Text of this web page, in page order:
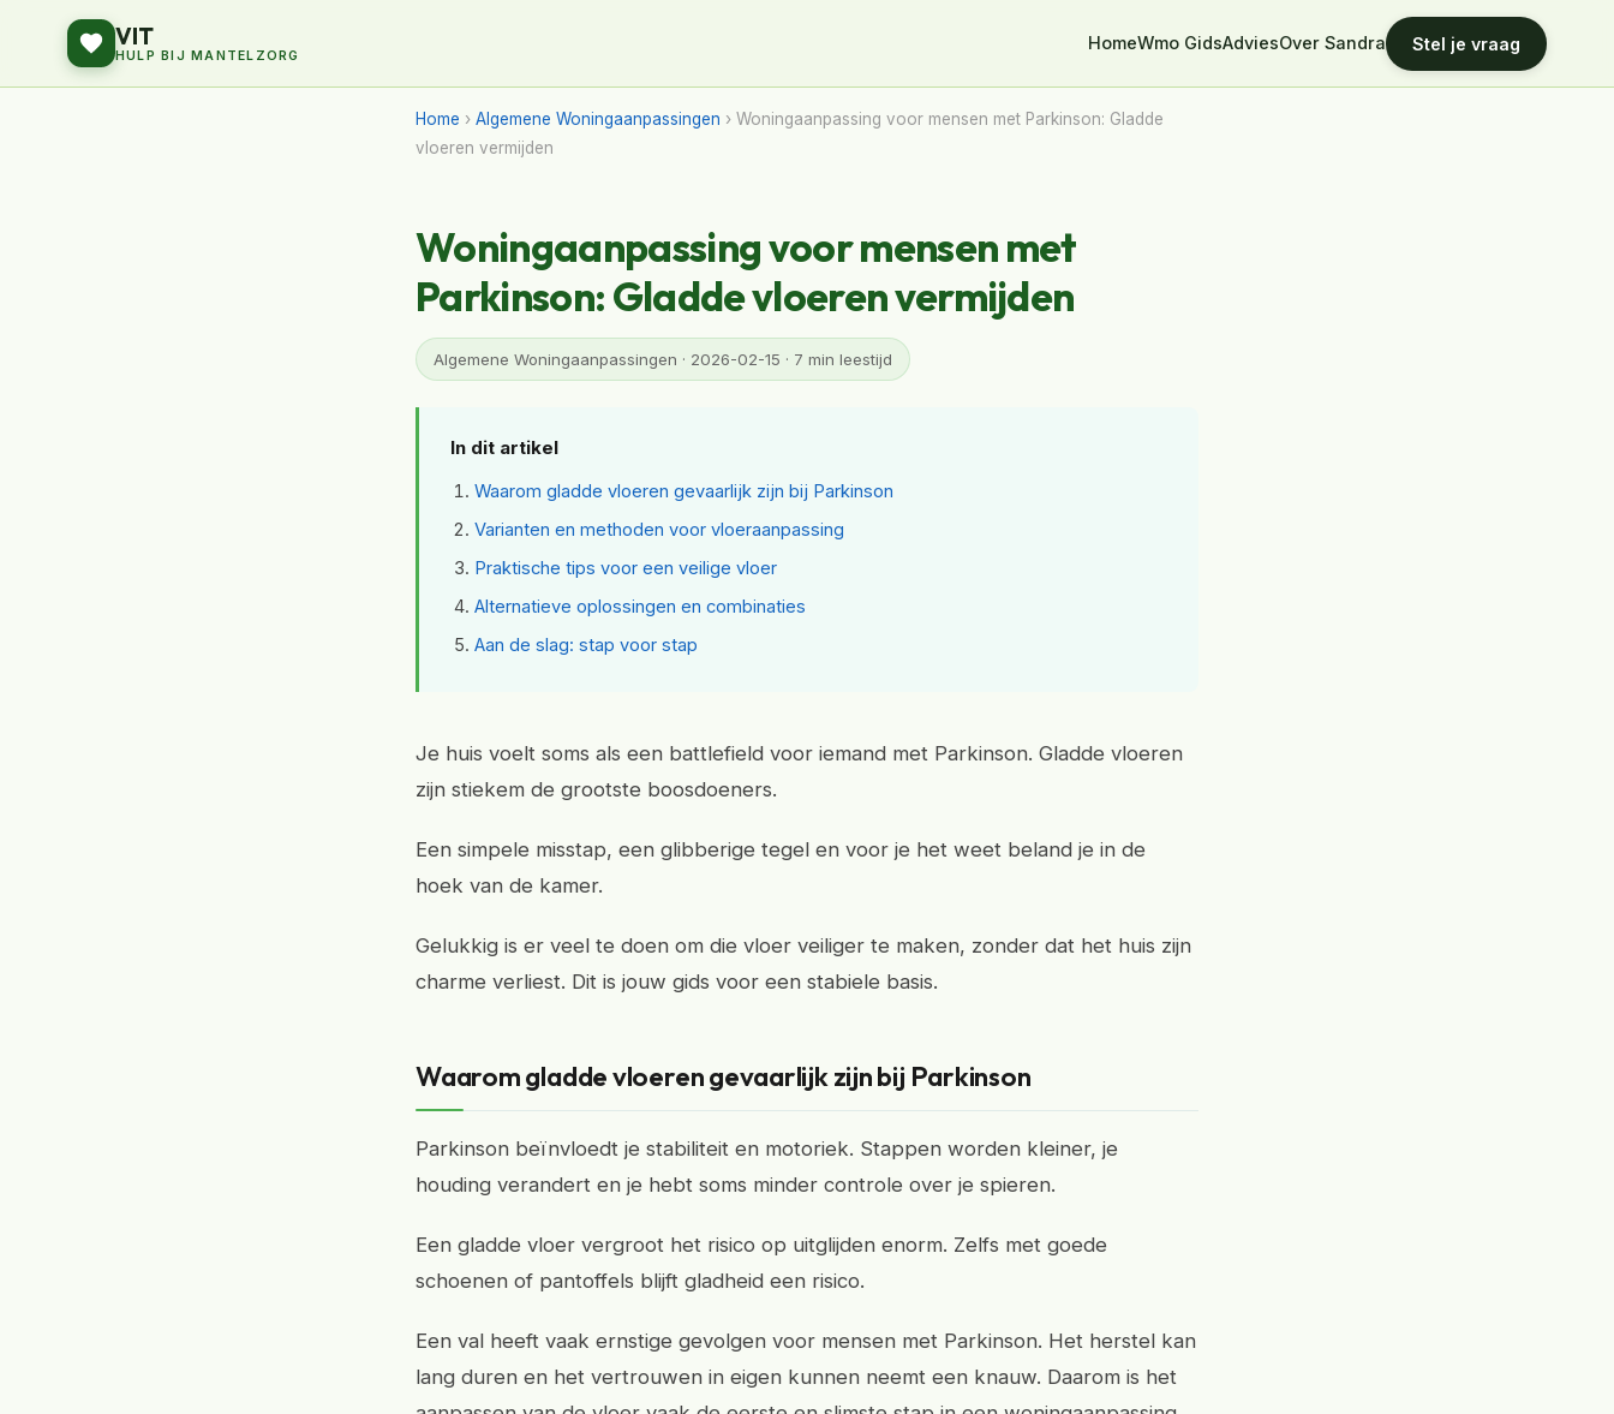
VIT
HULP BIJ MANTELZORG
HomeWmo GidsAdviesOver Sandra Stel je vraag
Home › Algemene Woningaanpassingen › Woningaanpassing voor mensen met Parkinson: Gladde
vloeren vermijden
Woningaanpassing voor mensen met
Parkinson: Gladde vloeren vermijden
Algemene Woningaanpassingen · 2026-02-15 · 7 min leestijd
In dit artikel
Waarom gladde vloeren gevaarlijk zijn bij Parkinson
Varianten en methoden voor vloeraanpassing
Praktische tips voor een veilige vloer
Alternatieve oplossingen en combinaties
Aan de slag: stap voor stap
Je huis voelt soms als een battlefield voor iemand met Parkinson. Gladde vloeren
zijn stiekem de grootste boosdoeners.
Een simpele misstap, een glibberige tegel en voor je het weet beland je in de
hoek van de kamer.
Gelukkig is er veel te doen om die vloer veiliger te maken, zonder dat het huis zijn
charme verliest. Dit is jouw gids voor een stabiele basis.
Waarom gladde vloeren gevaarlijk zijn bij Parkinson
Parkinson beïnvloedt je stabiliteit en motoriek. Stappen worden kleiner, je
houding verandert en je hebt soms minder controle over je spieren.
Een gladde vloer vergroot het risico op uitglijden enorm. Zelfs met goede
schoenen of pantoffels blijft gladheid een risico.
Een val heeft vaak ernstige gevolgen voor mensen met Parkinson. Het herstel kan
lang duren en het vertrouwen in eigen kunnen neemt een knauw. Daarom is het